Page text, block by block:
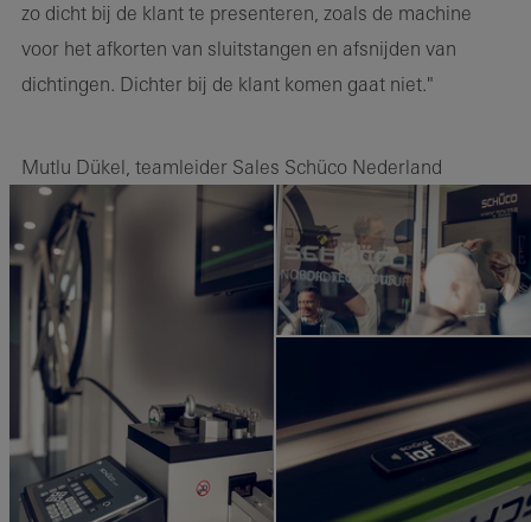
zo dicht bij de klant te presenteren, zoals de machine
voor het afkorten van sluitstangen en afsnijden van
dichtingen. Dichter bij de klant komen gaat niet."
Mutlu Dükel, teamleider Sales Schüco Nederland